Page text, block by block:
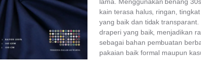
kain terasa halus, ringan,
yang baik dan tidak transparant.
draperi yang baik, menjadikan
sebagai bahan pembuatan
pakaian baik formal maupun